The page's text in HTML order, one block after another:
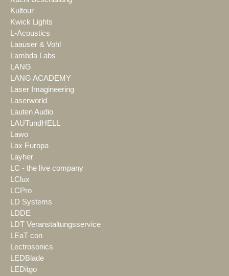
Kultour
Kwick Lights
L-Acoustics
Laauser & Vohl
Lambda Labs
LANG
LANG ACADEMY
Laser Imagineering
Laserworld
Lauten Audio
LAUTundHELL
Lawo
Lax Europa
Layher
LC - the live company
LClux
LCPro
LD Systems
LDDE
LDT Veranstaltungsservice
LEaT con
Lectrosonics
LEDBlade
LEDitgo